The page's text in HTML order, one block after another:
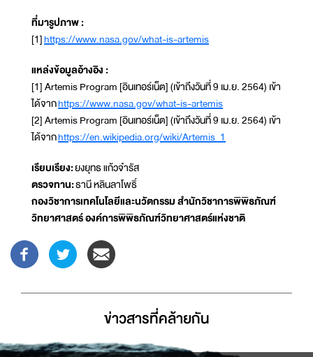
ที่มารูปภาพ :
[1]https://www.nasa.gov/what-is-artemis
แหล่งข้อมูลอ้างอิง :
[1] Artemis Program [อินเทอร์เน็ต] (เข้าถึงวันที่ 9 เม.ย. 2564) เข้า
ได้จากhttps://www.nasa.gov/what-is-artemis
[2] Artemis Program [อินเทอร์เน็ต] (เข้าถึงวันที่ 9 เม.ย. 2564) เข้า
ได้จากhttps://en.wikipedia.org/wiki/Artemis_1
เรียบเรียง:ยงยุทธ แก้วจำรัส
ตรวจทาน:ธานี หลินลาโพธิ์
กองวิชาการเทคโนโลยีและนวัตกรรม สำนักวิชาการพิพิธภัณฑ์
วิทยาศาสตร์ องค์การพิพิธภัณฑ์วิทยาศาสตร์แห่งชาติ
ข่าวสารที่่คล้ายกัน